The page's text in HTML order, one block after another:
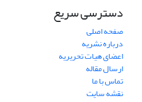
دسترسی سریع
صفحه اصلی
درباره نشریه
اعضای هیات تحریریه
ارسال مقاله
تماس با ما
نقشه سایت